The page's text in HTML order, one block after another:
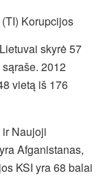
(TI) Korupcijos
skyrė 57
2012
vietą iš 176
Naujoji
Afganistanas,
KSI yra 68 balai